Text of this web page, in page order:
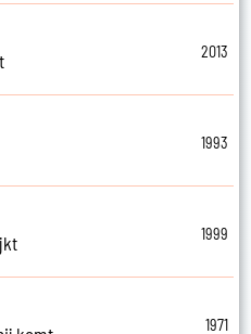
2013
1993
1999
1971